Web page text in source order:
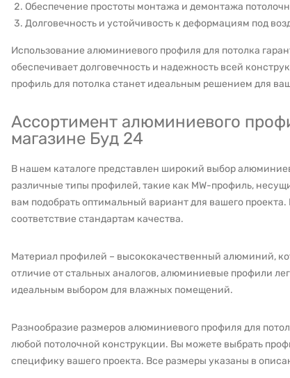
Обеспечение простоты монтажа и демонтажа
Долговечность и устойчивость к деформациям под
Использование алюминиевого профиля для потолка
обеспечивает долговечность и надежность всей
профиль для потолка станет идеальным решением для
Ассортимент алюминиевого
магазине Буд 24
В нашем каталоге представлен широкий выбор
различные типы профилей, такие как MW-профиль,
вам подобрать оптимальный вариант для вашего
соответствие стандартам качества.
Материал профилей – высококачественный алюминий,
отличие от стальных аналогов, алюминиевые профили
идеальным выбором для влажных помещений.
Разнообразие размеров алюминиевого профиля для
любой потолочной конструкции. Вы можете выбрать
специфику вашего проекта. Все размеры указаны в